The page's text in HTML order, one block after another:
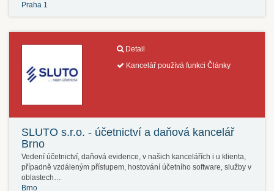
Praha 1
Detail
Kancelář používá funkci Články
SLUTO s.r.o. - účetnictví a daňová kancelář
Brno
Vedení účetnictví, daňová evidence, v našich kancelářích i u klienta,
případně vzdáleným přístupem, hostování účetního software, služby v
oblastech…
Brno